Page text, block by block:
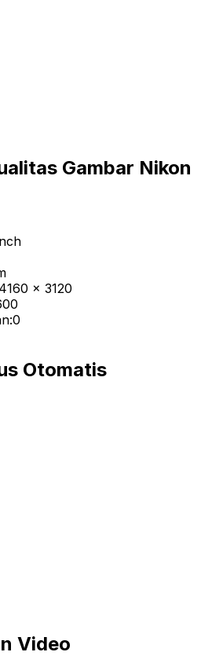
Gambar Nikon
4160 x 3120
0
Otomatis
Video